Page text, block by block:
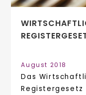
August 2018
Das
Registergesetz